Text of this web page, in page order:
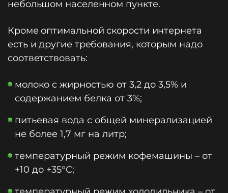
небольшом населенном пункте.
Кроме оптимальной скорости интернета
есть и другие требования, которым надо
соответствовать:
молоко с жирностью от 3,2 до 3,5% и
содержанием белка от 3%;
питьевая вода с общей минерализацией
не более 1,7 мг на литр;
температурный режим кофемашины – от
+10 до +35°С;